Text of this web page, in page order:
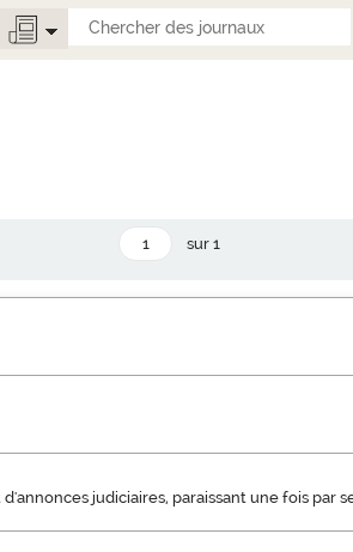
sur 1
judiciaires, paraissant une fois par